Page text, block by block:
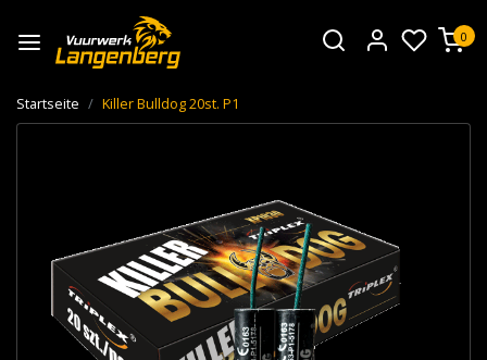
0
Startseite Killer Bulldog 20st. P1